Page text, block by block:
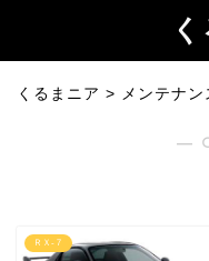
くるまニア > メンテナン
―
ＲＸ-７